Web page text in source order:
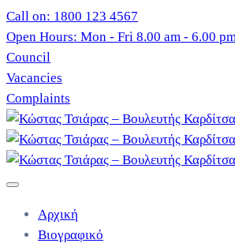
Call on: 1800 123 4567
Open Hours: Mon - Fri 8.00 am - 6.00
Council
Vacancies
Complaints
Αρχική
Βιογραφικό